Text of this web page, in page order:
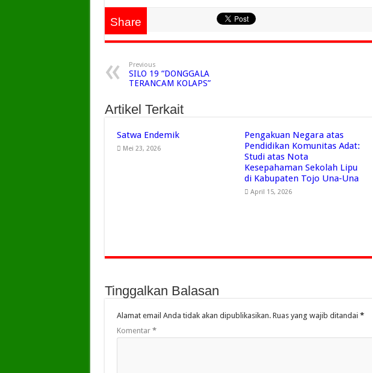
Share
Previous
SILO 19 “DONGGALA
TERANCAM KOLAPS”
Artikel Terkait
Satwa Endemik
Mei 23, 2026
Pengakuan Negara atas
Pendidikan Komunitas Adat:
Studi atas Nota
Kesepahaman Sekolah Lipu
di Kabupaten Tojo Una‑Una
April 15, 2026
Tinggalkan Balasan
Alamat email Anda tidak akan dipublikasikan. Ruas yang wajib ditandai *
Komentar *